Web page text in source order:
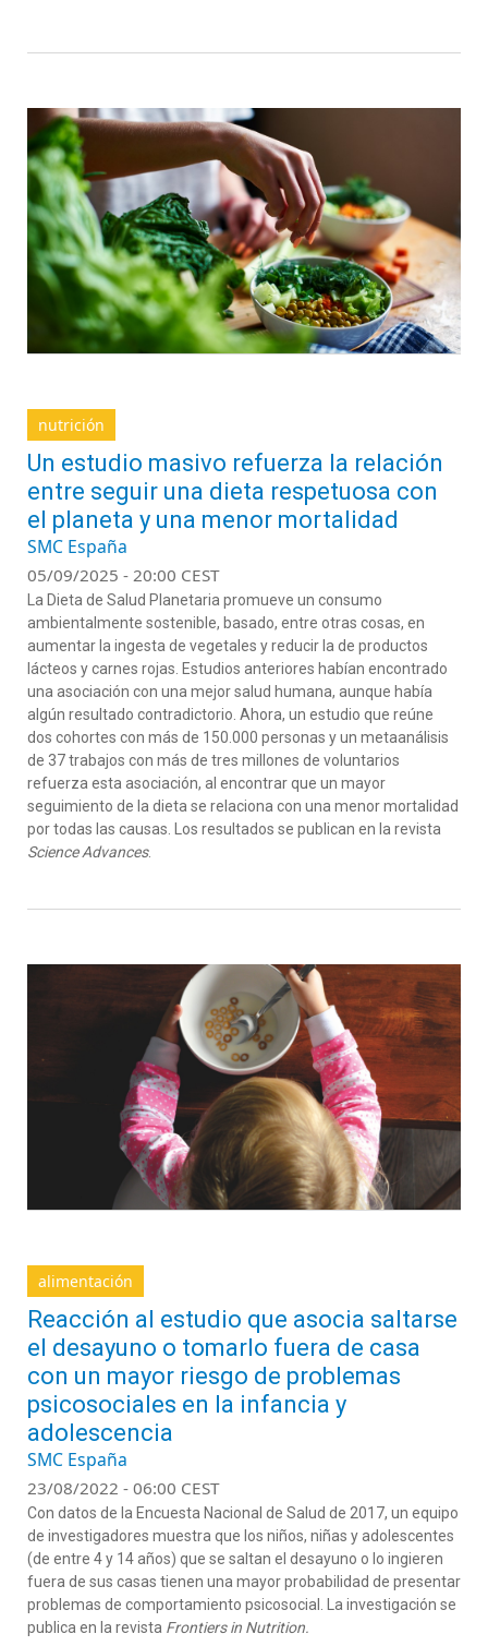
nutrición
Un estudio masivo refuerza la relación
entre seguir una dieta respetuosa con
el planeta y una menor mortalidad
SMC España
05/09/2025 - 20:00 CEST
La Dieta de Salud Planetaria promueve un consumo
ambientalmente sostenible, basado, entre otras cosas, en
aumentar la ingesta de vegetales y reducir la de productos
lácteos y carnes rojas. Estudios anteriores habían encontrado
una asociación con una mejor salud humana, aunque había
al gún resultado contradictorio. Ahora, un estudio que reúne
dos cohortes con más de 150.000 personas y un metaanálisis
de 37 trabajos con más de tres millones de voluntarios
refuerza esta asociación, al encontrar que un mayor
seguimiento de la dieta se relaciona con una menor mortalidad
por todas las causas. Los resultados se publican en la revista
Science Advances.
alimentación
Reacción al estudio que asocia saltarse
el desayuno o tomarlo fuera de casa
con un mayor riesgo de problemas
psicosociales en la infancia y
adolescencia
SMC España
23/08/2022 - 06:00 CEST
Con datos de la Encuesta Nacional de Salud de 2017, un equipo
de investigadores muestra que los niños, niñas y adolescentes
(de entre 4 y 14 años) que se saltan el desayuno o lo ingieren
fuera de sus casas tienen una mayor probabilidad de presentar
problemas de comportamiento psicosocial. La investigación se
publica en la revista Frontiers in Nutrition.